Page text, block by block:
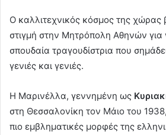
Ο καλλιτεχνικός κόσμος της χώρας
στιγμή στην Μητρόπολη Αθηνών για
σπουδαία τραγουδίστρια που
γενιές και γενιές.
Η Μαρινέλλα, γεννημένη ως
στη Θεσσαλονίκη τον Μάιο του
πιο εμβληματικές μορφές της